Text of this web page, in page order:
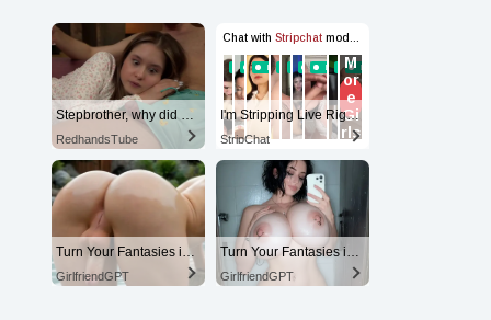
Stepbrother, why did you show me your dick? Now I want to fuck you with my wet pussy
RedhandsTube
I'm Stripping Live Right Now
StripChat
Turn Your Fantasies into Reality
GirlfriendGPT
Turn Your Fantasies into Reality on GirlfriendGPT
GirlfriendGPT